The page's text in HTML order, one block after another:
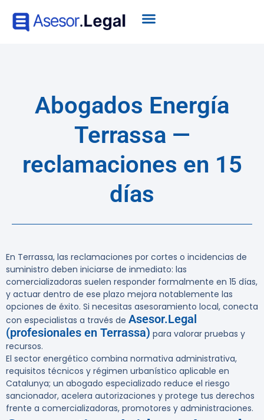
Abogados Energía
Terrassa —
reclamaciones en 15
días
En Terrassa, las reclamaciones por cortes o incidencias de
suministro deben iniciarse de inmediato: las
comercializadoras suelen responder formalmente en 15 días,
y actuar dentro de ese plazo mejora notablemente las
opciones de éxito. Si necesitas asesoramiento local, conecta
con especialistas a través de Asesor.Legal
(profesionales en Terrassa) para valorar pruebas y
recursos.
El sector energético combina normativa administrativa,
requisitos técnicos y régimen urbanístico aplicable en
Catalunya; un abogado especializado reduce el riesgo
sancionador, acelera autorizaciones y protege tus derechos
frente a comercializadoras, promotores y administraciones.